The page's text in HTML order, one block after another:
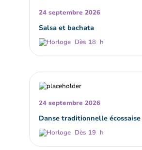
24 septembre 2026
Salsa et bachata
Dès 18 h
24 septembre 2026
Danse traditionnelle écossaise
Dès 19 h